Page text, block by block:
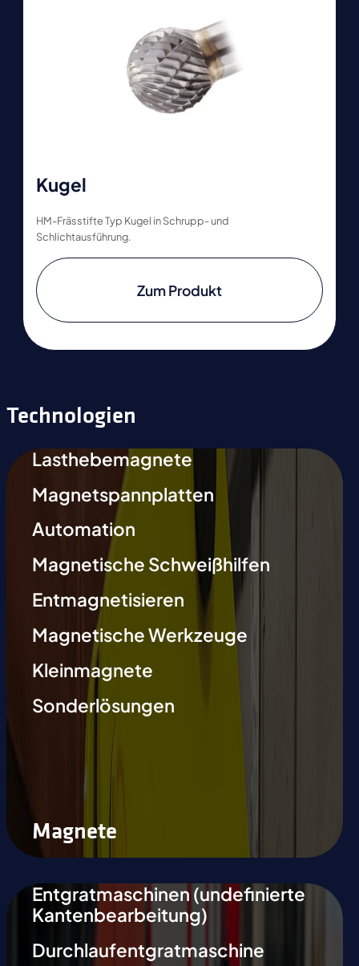
Kugel
HM-Frässtifte Typ Kugel in Schrupp- und
Schlichtausführung.
Zum Produkt
Technologien
Lasthebemagnete
Magnetspannplatten
Automation
Magnetische Schweißhilfen
Entmagnetisieren
Magnetische Werkzeuge
Kleinmagnete
Sonderlösungen
Magnete
Entgratmaschinen (undefinierte
Kantenbearbeitung)
Durchlaufentgratmaschine